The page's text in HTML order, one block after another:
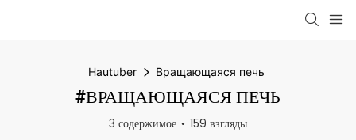
Hautuber Вращающаяся печь
#ВРАЩАЮЩАЯСЯ ПЕЧЬ
3 содержимое 159 взгляды